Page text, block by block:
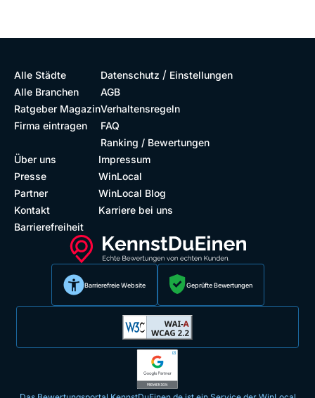
Alle Städte
Alle Branchen
Ratgeber Magazin
Firma eintragen
Datenschutz / Einstellungen
AGB
Verhaltensregeln
FAQ
Ranking / Bewertungen
Über uns
Presse
Partner
Kontakt
Barrierefreiheit
Impressum
WinLocal
WinLocal Blog
Karriere bei uns
Barrierefreie Website Geprüfte Bewertungen